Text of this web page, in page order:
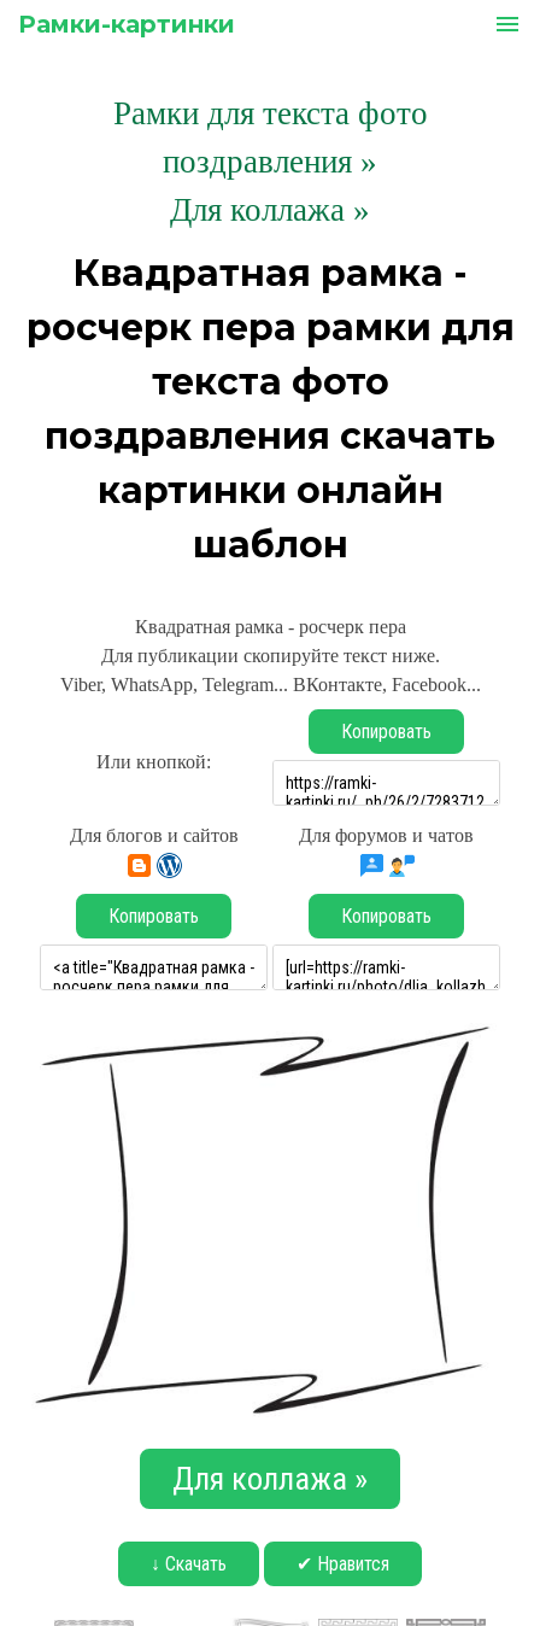
Рамки-картинки menu
Рамки для текста фото
поздравления »
Для коллажа »
Квадратная рамка -
росчерк пера рамки для
текста фото
поздравления скачать
картинки онлайн
шаблон
Квадратная рамка - росчерк пера
Для публикации скопируйте текст ниже.
Viber, WhatsApp, Telegram... ВКонтакте, Facebook...
Или кнопкой:
Копировать
Для блогов и сайтов Для форумов и чатов
Копировать Копировать
Для коллажа »
↓ Скачать ✔ Нравится